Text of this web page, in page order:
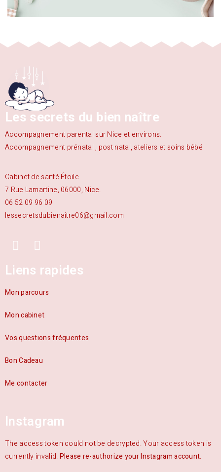
Les secrets du bien naître
Accompagnement parental sur Nice et environs.
Accompagnement prénatal , post natal, ateliers et soins bébé
Cabinet de santé Étoile
7 Rue Lamartine, 06000, Nice.
06 52 09 96 09
lessecretsdubienaitre06@gmail.com
Liens rapides
Mon parcours
Mon cabinet
Vos questions fréquentes
Bon Cadeau
Me contacter
Instagram
The access token could not be decrypted. Your access token is
currently invalid.Please re-authorize your Instagram account.